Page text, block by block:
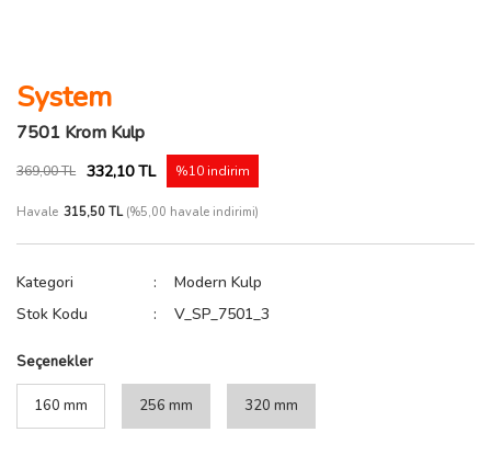
System
7501 Krom Kulp
369,00 TL 332,10 TL %10 indirim
Havale 315,50 TL(%5,00 havale indirimi)
Kategori
Modern Kulp
Stok Kodu
V_SP_7501_3
Seçenekler
160 mm 256 mm 320 mm